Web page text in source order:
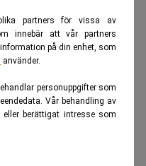
partners för vissa av
innebär att vår partners
på din enhet, som
använder.
personuppgifter som
Vår behandling av
eller berättigat intresse som